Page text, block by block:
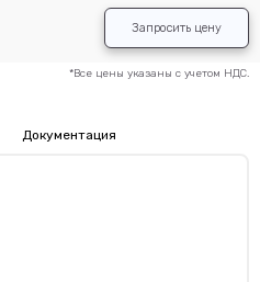
*Все цены указаны с учетом НДС.
Запросить цену
Документация